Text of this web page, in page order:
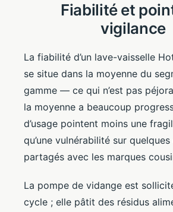
Fiabilité et
vigilance
La fiabilité d’un lave-vaisselle
se situe dans la moyenne du
gamme — ce qui n’est pas
la moyenne a beaucoup
d’usage pointent moins une
qu’une vulnérabilité sur
partagés avec les marques
La pompe de vidange est
cycle ; elle pâtit des résidus